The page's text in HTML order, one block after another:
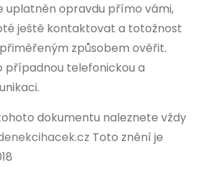
uplatněn opravdu přímo vámi,
ještě kontaktovat a totožnost
způsobem ověřit.
případnou telefonickou a
dokumentu naleznete vždy
Toto znění je